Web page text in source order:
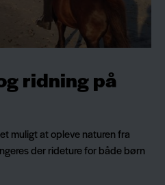
ridning på
muligt at opleve naturen fra
der rideture for både børn